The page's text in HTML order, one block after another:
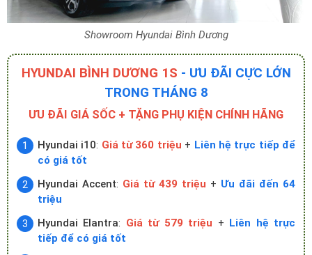
Showroom Hyundai Bình Dương
HYUNDAI BÌNH DƯƠNG 1S - ƯU ĐÃI CỰC LỚN
TRONG THÁNG 8
ƯU ĐÃI GIÁ SỐC + TẶNG PHỤ KIỆN CHÍNH HÃNG
Hyundai i10: Giá từ 360 triệu + Liên hệ trực tiếp để
có giá tốt
Hyundai Accent: Giá từ 439 triệu + Ưu đãi đến 64
triệu
Hyundai Elantra: Giá từ 579 triệu + Liên hệ trực
tiếp để có giá tốt